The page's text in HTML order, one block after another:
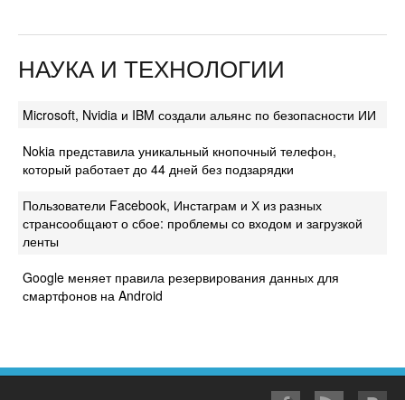
НАУКА И ТЕХНОЛОГИИ
Microsoft, Nvidia и IBM создали альянс по безопасности ИИ
Nokia представила уникальный кнопочный телефон,
который работает до 44 дней без подзарядки
Пользователи Facebook, Инстаграм и Х из разных
странсообщают о сбое: проблемы со входом и загрузкой
ленты
Google меняет правила резервирования данных для
смартфонов на Android